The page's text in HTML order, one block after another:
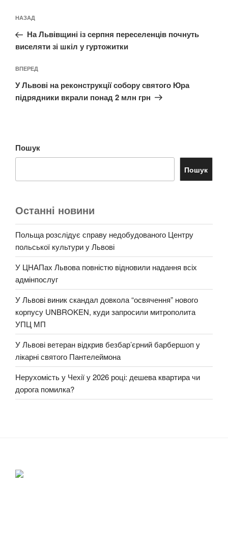
записів
Попередній
запис:
НАЗАД
На Львівщині із серпня переселенців почнуть
виселяти зі шкіл у гуртожитки
Наступний
запис
ВПЕРЕД
У Львові на реконструкції собору святого Юра
підрядники вкрали понад 2 млн грн
Пошук
Пошук
Останні новини
Польща розслідує справу недобудованого Центру
польської культури у Львові
У ЦНАПах Львова повністю відновили надання всіх
адмінпослуг
У Львові виник скандал довкола “освячення” нового
корпусу UNBROKEN, куди запросили митрополита
УПЦ МП
У Львові ветеран відкрив безбар’єрний барбершоп у
лікарні святого Пантелеймона
Нерухомість у Чехії у 2026 році: дешева квартира чи
дорога помилка?